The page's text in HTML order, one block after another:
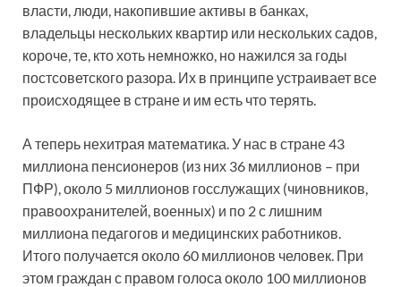
власти, люди, накопившие активы в банках,
владельцы нескольких квартир или нескольких садов,
короче, те, кто хоть немножко, но нажился за годы
постсоветского разора. Их в принципе устраивает все
происходящее в стране и им есть что терять.
А теперь нехитрая математика. У нас в стране 43
миллиона пенсионеров (из них 36 миллионов – при
ПФР), около 5 миллионов госслужащих (чиновников,
правоохранителей, военных) и по 2 с лишним
миллиона педагогов и медицинских работников.
Итого получается около 60 миллионов человек. При
этом граждан с правом голоса около 100 миллионов